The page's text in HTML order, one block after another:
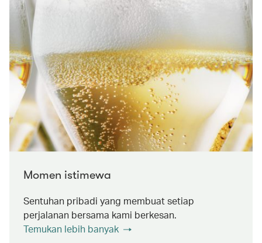
Momen istimewa
Sentuhan pribadi yang membuat setiap
perjalanan bersama kami berkesan.
Temukan lebih banyak